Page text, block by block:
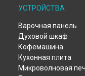
Ремонт/замена
камеры Smeg в
Ремонт/замена
камеры Smeg в
Ремонт/замена
камеры Smeg в
Ремонт/замена
камеры Smeg в
УСТРОЙСТВА
Варочная панель
Духовой шкаф
Кофемашина
Кухонная плита
Микроволновая